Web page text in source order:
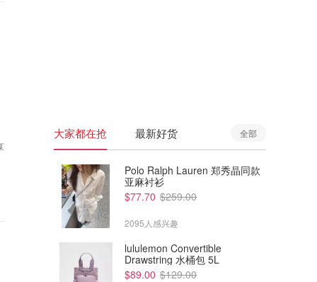
大家都在抢 最新好货 全部
Polo Ralph Lauren 郑秀晶同款
亚麻衬衫
$77.70 $259.00
2095人感兴趣
lululemon Convertible
Drawstring 水桶包 5L
$89.00 $129.00